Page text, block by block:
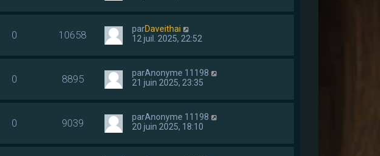
0 10658 parDaveithai
12 juil. 2025, 22:52
0 8895 parAnonyme 11198
21 juin 2025, 23:35
0 9039 parAnonyme 11198
20 juin 2025, 18:10